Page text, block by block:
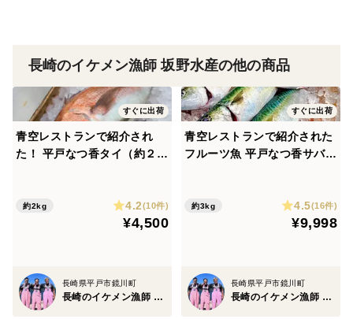
長崎のイケメン漁師 坂野水産の他の商品
すぐに出荷
青空レストランで紹介され
た！ 平戸なつ香タイ（約２ｋ
き方＆魚レシピ付き】【熨斗
約2kg 4.2(10件)
¥4,500
長崎県平戸市鏡川町
長崎のイケメン漁師 坂野水産
すぐに出荷
青空レストランで紹介された
フルーツ魚 平戸なつ香サバ
するフルーツ魚【お中元】
【夏ギフト】【熨斗対応可】
約3kg 4.5(16件)
¥9,998
長崎県平戸市鏡川町
長崎のイケメン漁師 坂野水産